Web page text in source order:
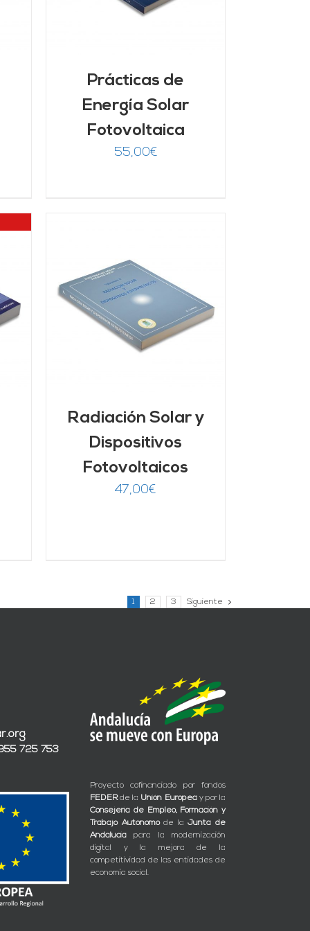
Prácticas de
Energía Solar
Fotovoltaica
55,00€
/
Radiación Solar y
Dispositivos
Fotovoltaicos
47,00€
1 2 3 Siguiente
955 725 753
Proyecto cofinanciado por fondos
FEDERde la Unión Europeay por la
Consejería de Empleo, Formación y
Trabajo Autónomode laJunta de
Andalucía para la modernización
digital y la mejora de la
competitividad de las entidades de
economía social.